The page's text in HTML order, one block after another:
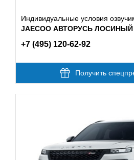
Индивидуальные условия
JAECOO АВТОРУСЬ
+7 (495) 120-62-92
Получить